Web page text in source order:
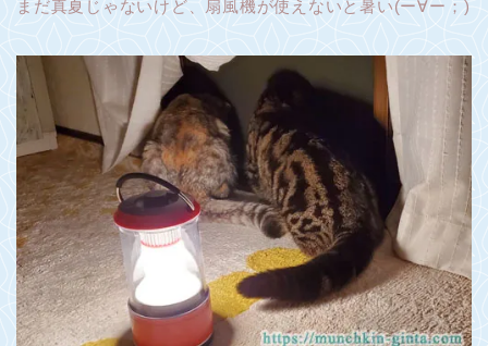
まだ真夏じゃないけど、扇風機が使えないと暑い(ー∀ー；)